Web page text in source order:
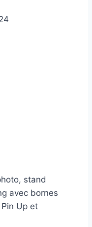
stand
avec bornes
Up et